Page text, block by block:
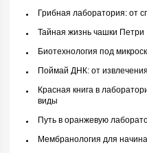
Грибная лаборатория: от
Тайная жизнь чашки Петри
Биотехнология под
Поймай ДНК: от
Красная книга в
виды
Путь в оранжевую
Мембранология для